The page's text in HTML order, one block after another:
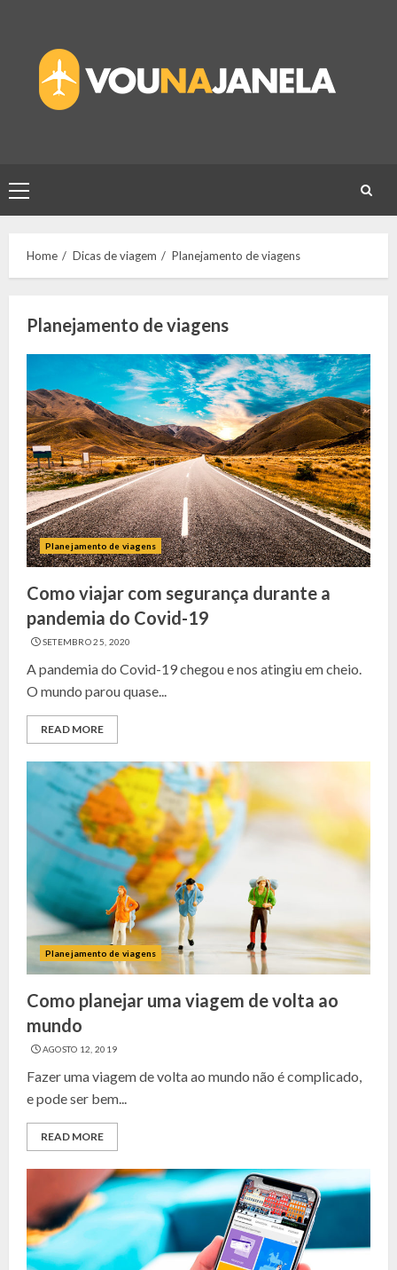
content
Primary
Menu
Home Dicas de viagem Planejamento de viagens
Planejamento de viagens
Planejamento de viagens
Como viajar com segurança durante a
pandemia do Covid-19
SETEMBRO 25, 2020
A pandemia do Covid-19 chegou e nos atingiu em cheio.
O mundo parou quase...
READ MORE
Planejamento de viagens
Como planejar uma viagem de volta ao
mundo
AGOSTO 12, 2019
Fazer uma viagem de volta ao mundo não é complicado,
e pode ser bem...
READ MORE